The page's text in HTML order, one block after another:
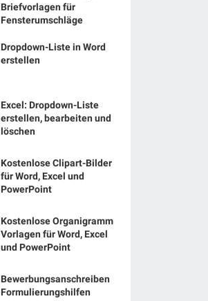
Briefvorlagen für
Fensterumschläge
Dropdown-Liste in Word
erstellen
Excel: Dropdown-Liste
erstellen, bearbeiten und
löschen
Kostenlose Clipart-Bilder
für Word, Excel und
PowerPoint
Kostenlose Organigramm
Vorlagen für Word, Excel
und PowerPoint
Bewerbungsanschreiben
Formulierungshilfen